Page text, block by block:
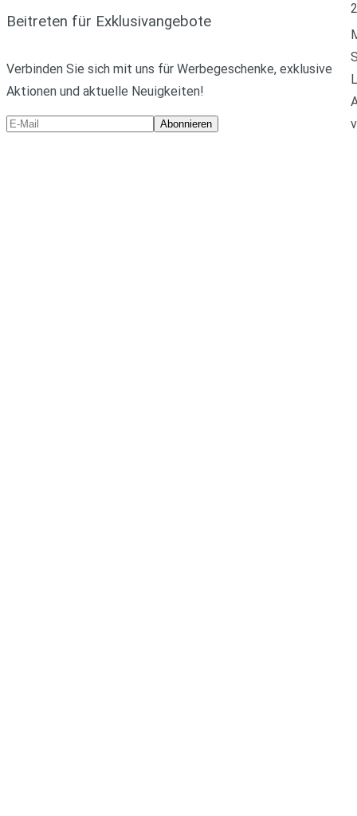
Beitreten für Exklusivangebote
Verbinden Sie sich mit uns für Werbegeschenke, exklusive
Aktionen und aktuelle Neuigkeiten!
Abonnieren